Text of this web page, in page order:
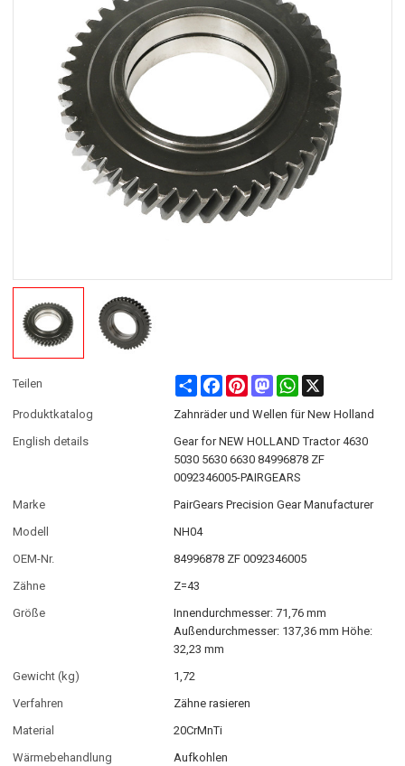
Teilen Share FacebookPinterestMastodonWhatsApp
Produktkatalog
Zahnräder und Wellen für New Holland
English details
Gear for NEW HOLLAND Tractor 4630
5030 5630 6630 84996878 ZF
0092346005-PAIRGEARS
Marke
PairGears Precision Gear Manufacturer
Modell
NH04
OEM-Nr.
84996878 ZF 0092346005
Zähne
Z=43
Größe
Innendurchmesser: 71,76 mm
Außendurchmesser: 137,36 mm Höhe:
32,23 mm
Gewicht (kg)
1,72
Verfahren
Zähne rasieren
Material
20CrMnTi
Wärmebehandlung
Aufkohlen